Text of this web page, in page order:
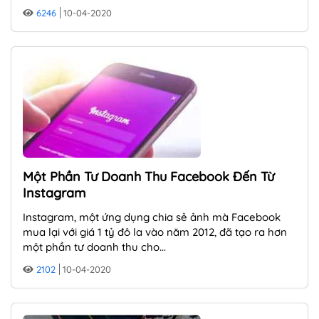
6246 10-04-2020
Một Phần Tư Doanh Thu Facebook Đến Từ
Instagram
Instagram, một ứng dụng chia sẻ ảnh mà Facebook
mua lại với giá 1 tỷ đô la vào năm 2012, đã tạo ra hơn
một phần tư doanh thu cho...
2102 10-04-2020